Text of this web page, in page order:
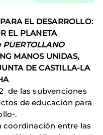
EL DESARROLLO:
EL PLANETA
PUERTOLLANO
MANOS UNIDAS,
DE CASTILLA-LA
de las subvenciones
de educación para
.
coordinación entre las